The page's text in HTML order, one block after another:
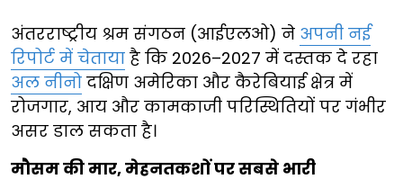
अंतरराष्ट्रीय श्रम संगठन (आईएलओ) ने अपनी नई
रिपोर्ट में चेताया है कि 2026–2027 में दस्तक दे रहा
अल नीनो दक्षिण अमेरिका और कैरेबियाई क्षेत्र में
रोजगार, आय और कामकाजी परिस्थितियों पर गंभीर
असर डाल सकता है।
मौसम की मार, मेहनतकशों पर सबसे भारी